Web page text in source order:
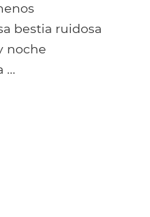
bestia ruidosa
noche
...